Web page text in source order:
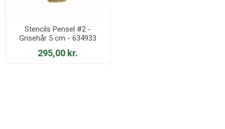
Stencils Pensel #2 -
Grisehår 5 cm - 634933
295,00 kr.